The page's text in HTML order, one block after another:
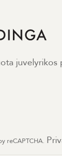
reCAPTCHA.